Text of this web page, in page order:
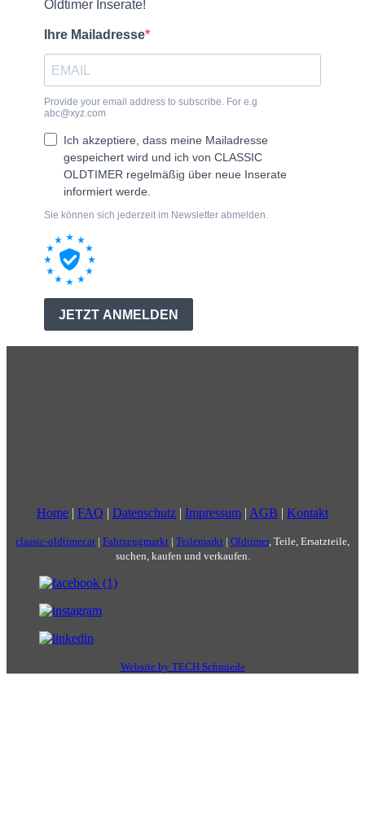
Home | FAQ | Datenschutz | Impressum | AGB | Kontakt
classic-oldtimer.at | Fahrzeugmarkt | Teilemarkt | Oldtimer, Teile, Ersatzteile,
suchen, kaufen und verkaufen.
Website by TECH Schmiede